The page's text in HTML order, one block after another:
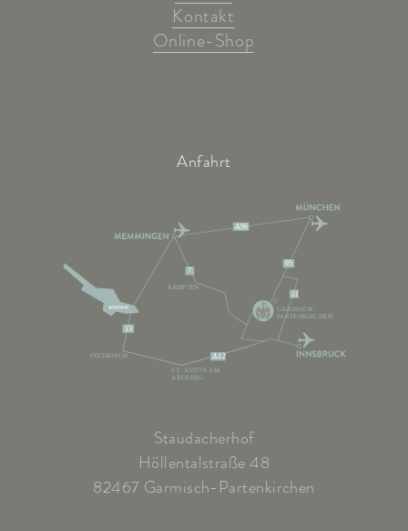
Kontakt
Online-Shop
Anfahrt
A96
95
11
7
A12
13
KEMPTEN
ST. ANTON AM
ARLBERG
FELDKIRCH
GARMISCH-
PARTENKIRCHEN
Staudacherhof
Höllentalstraße 48
82467 Garmisch-Partenkirchen